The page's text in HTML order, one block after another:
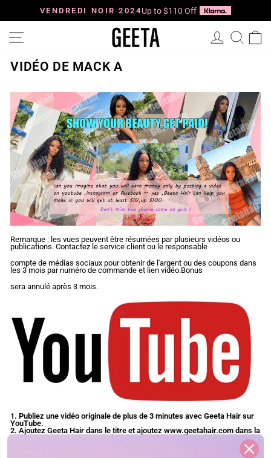
Diaporama
Pause
VENDREDI NOIR 2024 Up to $110 Off
Se
VIDÉO DE MACK A
Remarque : les vues peuvent être résumées par plusieurs vidéos ou
publications. Contactez le service client ou le responsable
compte de médias sociaux pour obtenir de l'argent ou des coupons dans
les 3 mois par numéro de commande et lien vidéo.Bonus
sera annulé après 3 mois.
1. Publiez une vidéo originale de plus de 3 minutes avec Geeta Hair sur
YouTube.
2. Ajoutez Geeta Hair dans le titre et ajoutez www.geetahair.com dans la
zone de description.
3. Envoyez un e-mail à geetahairofficial@gmail.com avec votre numéro